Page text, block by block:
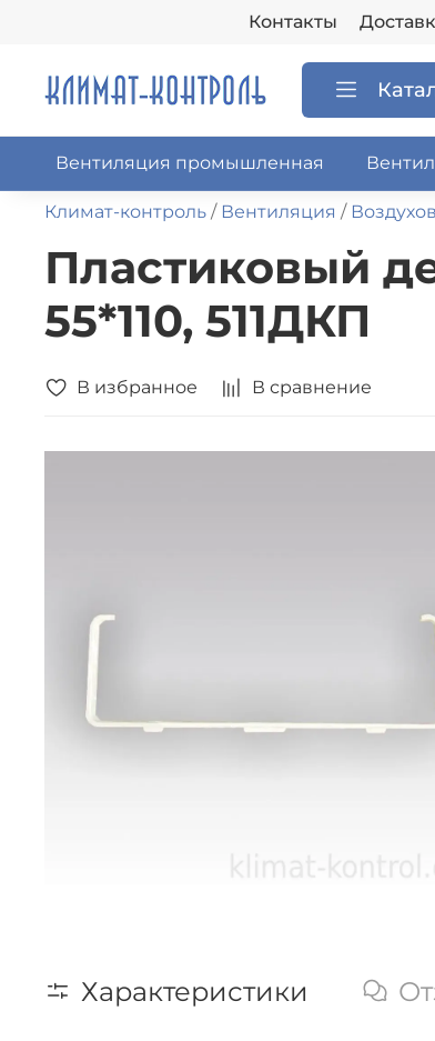
Контакты
Вентиляция промышленная
Климат-контроль Вентиляция
Пластиковый
55*110, 511ДКП
В избранное В сравнение
Характеристики